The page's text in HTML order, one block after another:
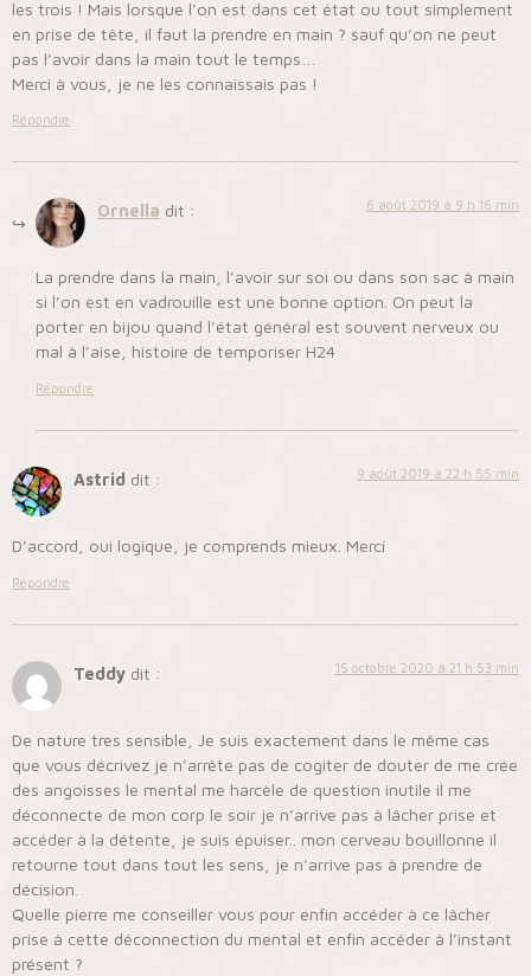
les trois ! Mais lorsque l’on est dans cet état ou tout simplement
en prise de tête, il faut la prendre en main ? sauf qu’on ne peut
pas l’avoir dans la main tout le temps…
Merci à vous, je ne les connaissais pas !
Répondre
Ornella dit : 6 août 2019 à 9 h 16 min
La prendre dans la main, l’avoir sur soi ou dans son sac à main
si l’on est en vadrouille est une bonne option. On peut la
porter en bijou quand l’état général est souvent nerveux ou
mal à l’aise, histoire de temporiser H24
Répondre
Astrid dit : 9 août 2019 à 22 h 55 min
D’accord, oui logique, je comprends mieux. Merci
Répondre
Teddy dit : 15 octobre 2020 à 21 h 53 min
De nature tres sensible, Je suis exactement dans le même cas
que vous décrivez je n’arrête pas de cogiter de douter de me crée
des angoisses le mental me harcèle de question inutile il me
déconnecte de mon corp le soir je n’arrive pas à lâcher prise et
accéder à la détente, je suis épuiser.. mon cerveau bouillonne il
retourne tout dans tout les sens, je n’arrive pas à prendre de
décision.
Quelle pierre me conseiller vous pour enfin accéder à ce lâcher
prise à cette déconnection du mental et enfin accéder à l’instant
présent ?